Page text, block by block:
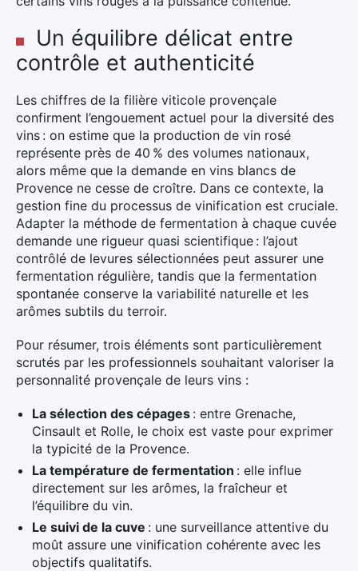
Un équilibre délicat entre
contrôle et authenticité
Les chiffres de la filière viticole provençale
confirment l’engouement actuel pour la diversité des
vins : on estime que la production de vin rosé
représente près de 40 % des volumes nationaux,
alors même que la demande en vins blancs de
Provence ne cesse de croître. Dans ce contexte, la
gestion fine du processus de vinification est cruciale.
Adapter la méthode de fermentation à chaque cuvée
demande une rigueur quasi scientifique : l’ajout
contrôlé de levures sélectionnées peut assurer une
fermentation régulière, tandis que la fermentation
spontanée conserve la variabilité naturelle et les
arômes subtils du terroir.
Pour résumer, trois éléments sont particulièrement
scrutés par les professionnels souhaitant valoriser la
personnalité provençale de leurs vins :
La sélection des cépages : entre Grenache,
Cinsault et Rolle, le choix est vaste pour exprimer
la typicité de la Provence.
La température de fermentation : elle influe
directement sur les arômes, la fraîcheur et
l’équilibre du vin.
Le suivi de la cuve : une surveillance attentive du
moût assure une vinification cohérente avec les
objectifs qualitatifs.